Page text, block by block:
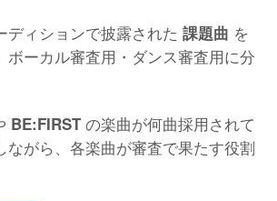
ディションで披露された 課題曲 を
ボーカル審査用・ダンス審査用に分
BE:FIRSTの楽曲が何曲採用されて
ながら、各楽曲が審査で果たす役割